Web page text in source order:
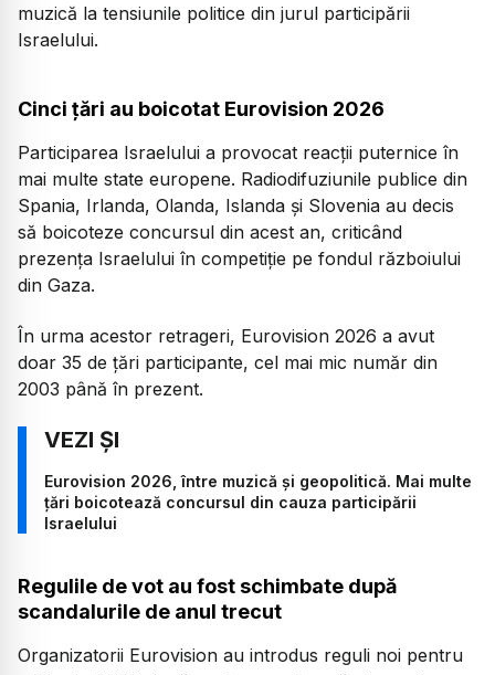
muzică la tensiunile politice din jurul participării
Israelului.
Cinci țări au boicotat Eurovision 2026
Participarea Israelului a provocat reacții puternice în
mai multe state europene. Radiodifuziunile publice din
Spania, Irlanda, Olanda, Islanda și Slovenia au decis
să boicoteze concursul din acest an, criticând
prezența Israelului în competiție pe fondul războiului
din Gaza.
În urma acestor retrageri, Eurovision 2026 a avut
doar 35 de țări participante, cel mai mic număr din
2003 până în prezent.
Eurovision 2026, între muzică și geopolitică. Mai multe
țări boicotează concursul din cauza participării
Israelului
Regulile de vot au fost schimbate după
scandalurile de anul trecut
Organizatorii Eurovision au introdus reguli noi pentru